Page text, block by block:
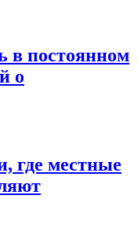
в постоянном
о
где местные